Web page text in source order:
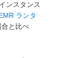
ンスタンス
ランタ
と比べ